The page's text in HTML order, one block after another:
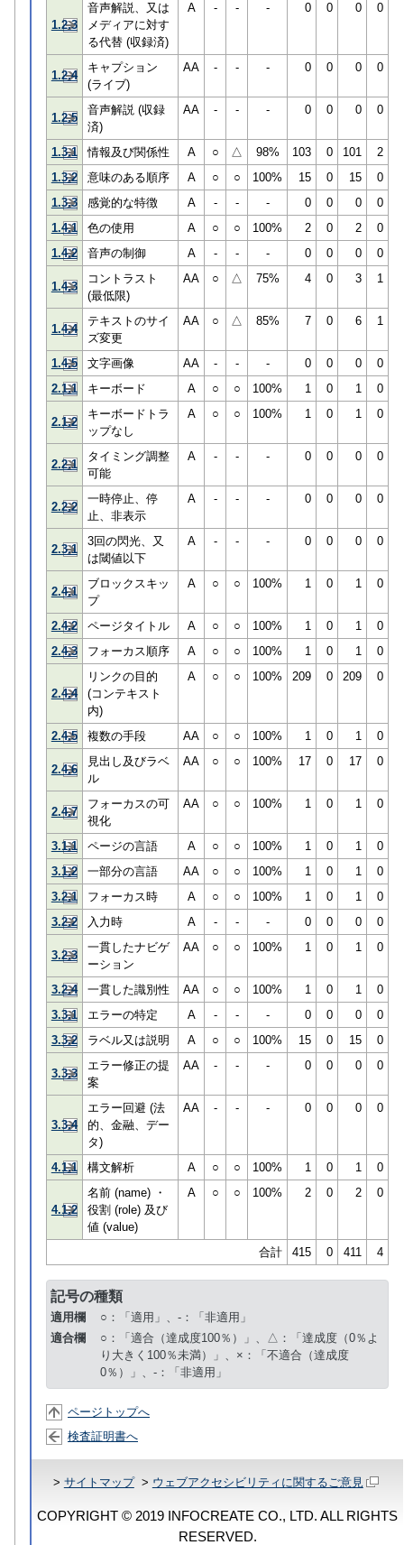
1.2.3
音声解説、又は
メディアに対す
る代替 (収録済)
A - - - 0 0 0 0
1.2.4
キャプション
(ライブ)
AA - - - 0 0 0 0
1.2.5
音声解説 (収録
済)
AA - - - 0 0 0 0
1.3.1 情報及び関係性 A ○ △ 98% 103 0 101
2
1.3.2
意味のある順序 A ○ ○ 100% 15 0 15
0
1.3.3
感覚的な特徴 A - - - 0 0 0
0
1.4.1
色の使用 A ○ ○ 100% 2 0 2
0
1.4.2
音声の制御 A - - - 0 0 0 0
1.4.3
コントラスト
(最低限)
AA ○ △ 75% 4 0 3 1
1.4.4
テキストのサイ
ズ変更
AA ○ △ 85% 7 0 6 1
1.4.5 文字画像 AA - - - 0 0 0
0
2.1.1
キーボード A ○ ○ 100% 1 0 1 0
2.1.2
キーボードトラ
ップなし
A ○ ○ 100% 1 0 1 0
2.2.1
タイミング調整
可能
A - - - 0 0 0 0
2.2.2
一時停止、停
止、非表示
A - - - 0 0 0 0
2.3.1
3回の閃光、又
は閾値以下
A - - - 0 0 0 0
2.4.1
ブロックスキッ
プ
A ○ ○ 100% 1 0 1 0
2.4.2 ページタイトル A ○ ○ 100% 1 0 1
0
2.4.3
フォーカス順序 A ○ ○ 100% 1 0 1 0
2.4.4
リンクの目的
(コンテキスト
内)
A ○ ○ 100% 209 0 209 0
2.4.5 複数の手段 AA ○ ○ 100% 1 0 1 0
2.4.6
見出し及びラベ
ル
AA ○ ○ 100% 17 0 17 0
2.4.7
フォーカスの可
視化
AA ○ ○ 100% 1 0 1 0
3.1.1 ページの言語 A ○ ○ 100% 1 0 1
0
3.1.2
一部分の言語 AA ○ ○ 100% 1 0 1
0
3.2.1
フォーカス時 A ○ ○ 100% 1 0 1
0
3.2.2
入力時 A - - - 0 0 0 0
3.2.3
一貫したナビゲ
ーション
AA ○ ○ 100% 1 0 1 0
3.2.4 一貫した識別性 AA ○ ○ 100% 1 0 1
0
3.3.1
エラーの特定 A - - - 0 0 0
0
3.3.2
ラベル又は説明 A ○ ○ 100% 15 0 15 0
3.3.3
エラー修正の提
案
AA - - - 0 0 0 0
3.3.4
エラー回避 (法
的、金融、デー
タ)
AA - - - 0 0 0 0
4.1.1 構文解析 A ○ ○ 100% 1 0 1 0
4.1.2
名前 (name) ・
役割 (role) 及び
値 (value)
A ○ ○ 100% 2 0 2 0
合計 415 0 411 4
記号の種類
適用欄
○：「適用」、-：「非適用」
適合欄
○：「適合（達成度100％）」、△：「達成度（0％よ
り大きく100％未満）」、×：「不適合（達成度
0％）」、-：「非適用」
ページトップへ
検査証明書へ
> サイトマップ> ウェブアクセシビリティに関するご意見
COPYRIGHT © 2019 INFOCREATE CO., LTD. ALL RIGHTS
RESERVED.